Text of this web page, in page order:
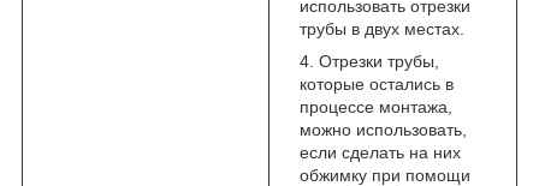
использовать отрезки
трубы в двух местах.
Отрезки трубы,
которые остались в
процессе монтажа,
можно использовать,
если сделать на них
обжимку при помощи